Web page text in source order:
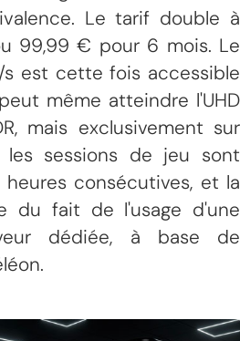
Le tarif double à
99,99 € pour 6 mois. Le
s est cette fois accessible
même atteindre l'UHD
mais exclusivement sur
les sessions de jeu sont
consécutives, et la
du fait de l'usage d'une
dédiée, à base de